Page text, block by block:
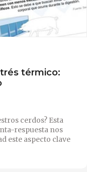
térmico:
cerdos? Esta
respuesta nos
este aspecto clave